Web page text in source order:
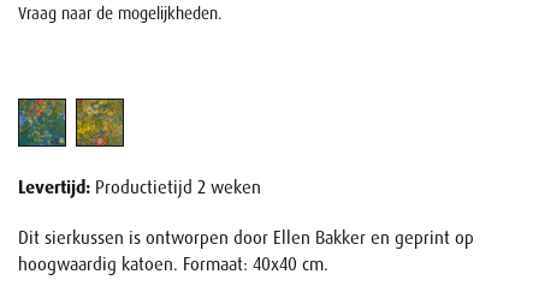
Vraag naar de mogelijkheden.
Levertijd: Productietijd 2 weken
Dit sierkussen is ontworpen door Ellen Bakker en geprint op
hoogwaardig katoen. Formaat: 40x40 cm.